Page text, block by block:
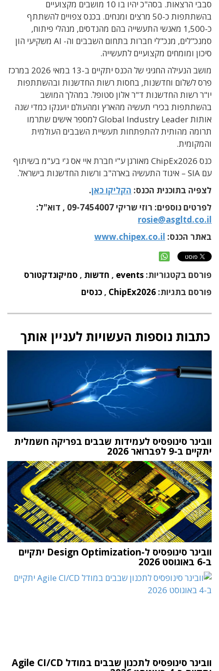
סבבי הרצאות. בסה"כ יהיו בו 10 מושבים מקצועיים
בהשתתפות כ-50 מרצים ומנחים. בכנס צפויים להשתתף
כ-1,500 מאנשי התעשייה בהם מהנדסים, מנהלי פיתוח,
סמנכ"לים, מנכ"לי חברות בתחום השבבים וה- AI משקיעי הון
סיכון ומומחים מקצועיים לתעשייה.
מושב הנעילה החגיגי של הכנס יתקיים ב-13 במאי 2026 במרכז
פרס לשלום וחדשנות, בחסות רשות החדשנות ובהשתתפות
יו"ר רשות החדשנות ד"ר אלון סטופל. במהלך המושב
בהשתתפות בכירי תעשיה מהארץ ומהעולם יוענקו כמדי שנה
אותות Global Industry Leader למספר אישים שתרמו
תרומה מהותית להתפתחות תעשיית השבבים העולמית
והמקומית.
כנס ChipEx2026 מאורגן ע"י חברת איי אס ג'י בע"מ בשיתוף
עם SIA – איגוד התעשיה בארה"ב ורשות החדשנות בישראל.
לצפיה בתוכנית הכנס: הקליקו כאן.
לפרטים נוספים: רוזי שריקי 09-7454007 , דוא"ל:
rosie@asgltd.co.il
באתר הכנס:
www.chipex.co.il
פורסם בקטגוריות: events
, חדשות , סמיקונדקטורס
פורסם בתגיות: ChipEx2026
, כנסים
כתבות נוספות העשויות לעניין אותך
וובינר סינופסיס לעמידות שבבים בפריקה חשמלית
יתקיים ב-9 לפברואר 2026
וובינר סינופסיס ל-Design Optimization יתקיים
ב-6 באוגוסט 2026
וובינר סינופסיס לתכנון שבבים במודל Agile CI/CD